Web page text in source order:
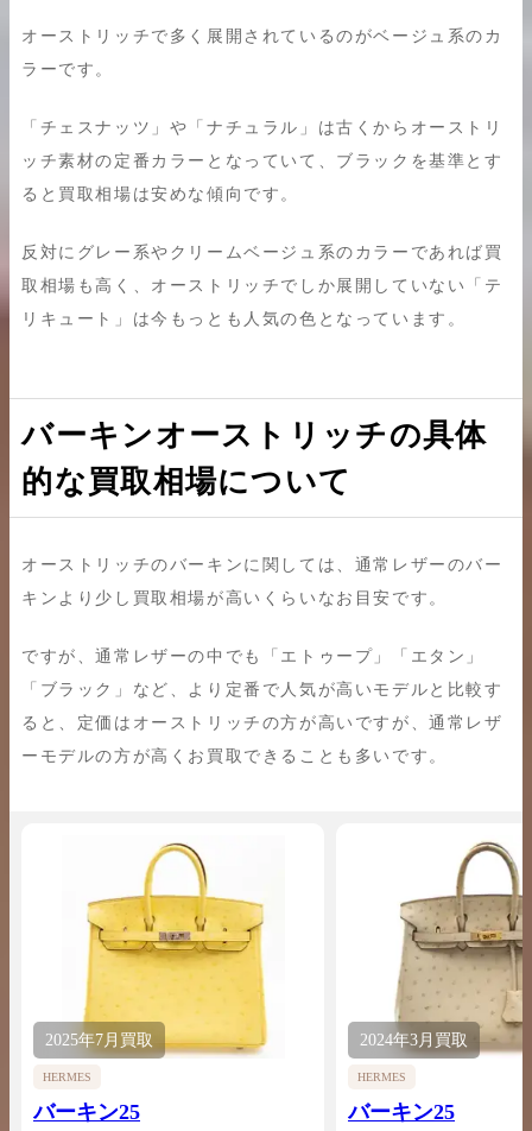
オーストリッチで多く展開されているのがベージュ系のカ
ラーです。
「チェスナッツ」や「ナチュラル」は古くからオーストリ
ッチ素材の定番カラーとなっていて、ブラックを基準とす
ると買取相場は安めな傾向です。
反対にグレー系やクリームベージュ系のカラーであれば買
取相場も高く、オーストリッチでしか展開していない「テ
リキュート」は今もっとも人気の色となっています。
バーキンオーストリッチの具体
的な買取相場について
オーストリッチのバーキンに関しては、通常レザーのバー
キンより少し買取相場が高いくらいなお目安です。
ですが、通常レザーの中でも「エトゥープ」「エタン」
「ブラック」など、より定番で人気が高いモデルと比較す
ると、定価はオーストリッチの方が高いですが、通常レザ
ーモデルの方が高くお買取できることも多いです。
2025年7月 買取
HERMES
バーキン25
2024年3月 買取
HERMES
バーキン25